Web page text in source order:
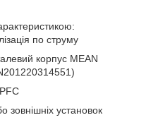
по струму
корпус MEAN
зовнішніх установок